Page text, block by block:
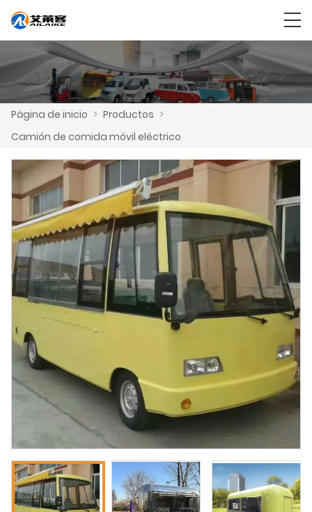
Página de inicio > Productos >
Camión de comida móvil eléctrico